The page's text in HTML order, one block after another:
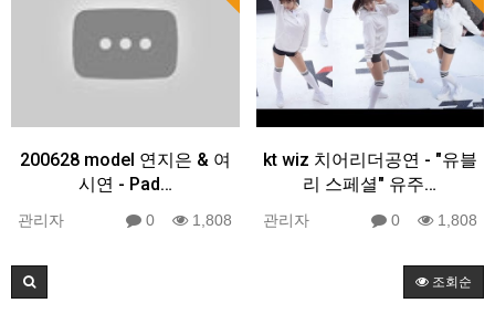
200628 model 연지은 & 여
시연 - Pad…
관리자 0 1,808
kt wiz 치어리더공연 - "유블
리 스페셜" 유주…
관리자 0 1,808
조회순